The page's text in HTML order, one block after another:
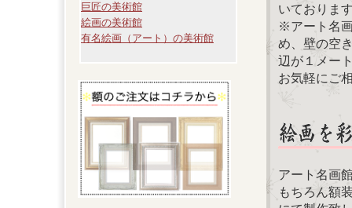
巨匠の美術館
絵画の美術館
有名絵画（アート）の美術館
いておりま
※アート名
め、壁の空
辺が１メー
お気軽にご
アート名画
もちろん額